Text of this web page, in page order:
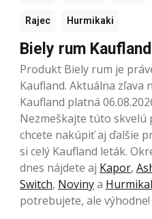
Rajec Hurmikaki
Biely rum
Produkt Biely rum je
Kaufland. Aktuálna zľava
Kaufland platná
Nezmeškajte túto skvelú
chcete nakúpiť aj ďalšie
si celý Kaufland leták.
dnes nájdete aj Kapor,
Switch, Novinya
potrebujete, ale výhodne!